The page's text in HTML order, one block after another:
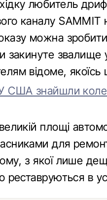
любитель
каналу
можна
закинуте звалище
відоме, якоїсь
США знайшли
площі
для
з якої лише
реставруються в